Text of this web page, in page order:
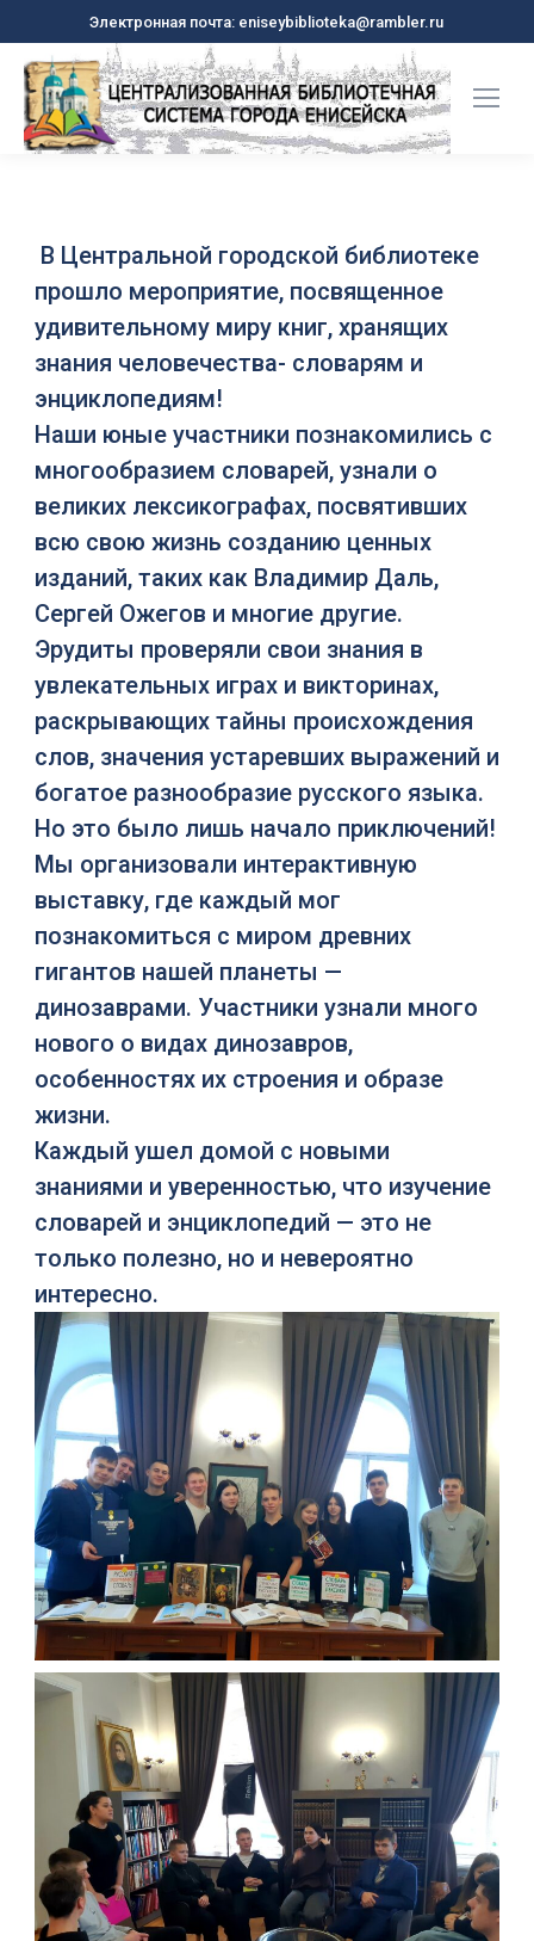
Электронная почта: eniseybiblioteka@rambler.ru
В Центральной городской библиотеке
прошло мероприятие, посвященное
удивительному миру книг, хранящих
знания человечества- словарям и
энциклопедиям!
Наши юные участники познакомились с
многообразием словарей, узнали о
великих лексикографах, посвятивших
всю свою жизнь созданию ценных
изданий, таких как Владимир Даль,
Сергей Ожегов и многие другие.
Эрудиты проверяли свои знания в
увлекательных играх и викторинах,
раскрывающих тайны происхождения
слов, значения устаревших выражений и
богатое разнообразие русского языка.
Но это было лишь начало приключений!
Мы организовали интерактивную
выставку, где каждый мог
познакомиться с миром древних
гигантов нашей планеты —
динозаврами. Участники узнали много
нового о видах динозавров,
особенностях их строения и образе
жизни.
Каждый ушел домой с новыми
знаниями и уверенностью, что изучение
словарей и энциклопедий — это не
только полезно, но и невероятно
интересно.